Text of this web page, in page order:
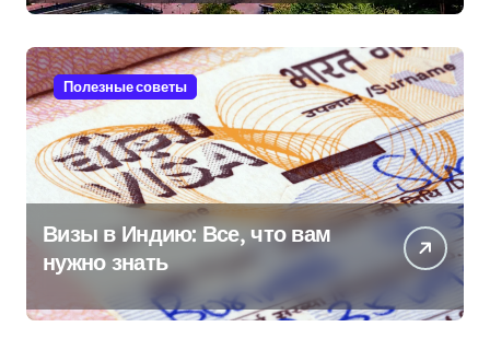
Полезные советы
Визы в Индию: Все, что вам
нужно знать